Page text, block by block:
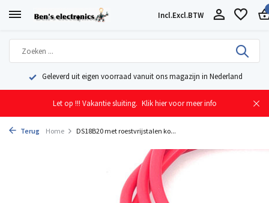
Incl.Excl.BTW
Geleverd uit eigen voorraad vanuit ons magazijn in Nederland
Let op !!! Vakantie sluiting. Klik hier voor meer info
Terug Home DS18B20 met roestvrijstalen ko...